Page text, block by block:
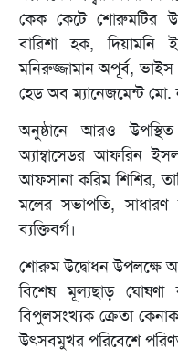
কেক কেটে শোরুমটির
বারিশা হক, দিয়ামনি
মনিরুজ্জামান অপূর্ব, ভাইস
হেড অব ম্যানেজমেন্ট মো.
অনুষ্ঠানে আরও
অ্যাম্বাসেডর আফরিন
আফসানা করিম শিশির,
মলের সভাপতি, সাধারণ
ব্যক্তিবর্গ।
শোরুম উদ্বোধন উপলক্ষে
বিশেষ মূল্যছাড়
বিপুলসংখ্যক ক্রেতা
উৎসবমুখর পরিবেশে